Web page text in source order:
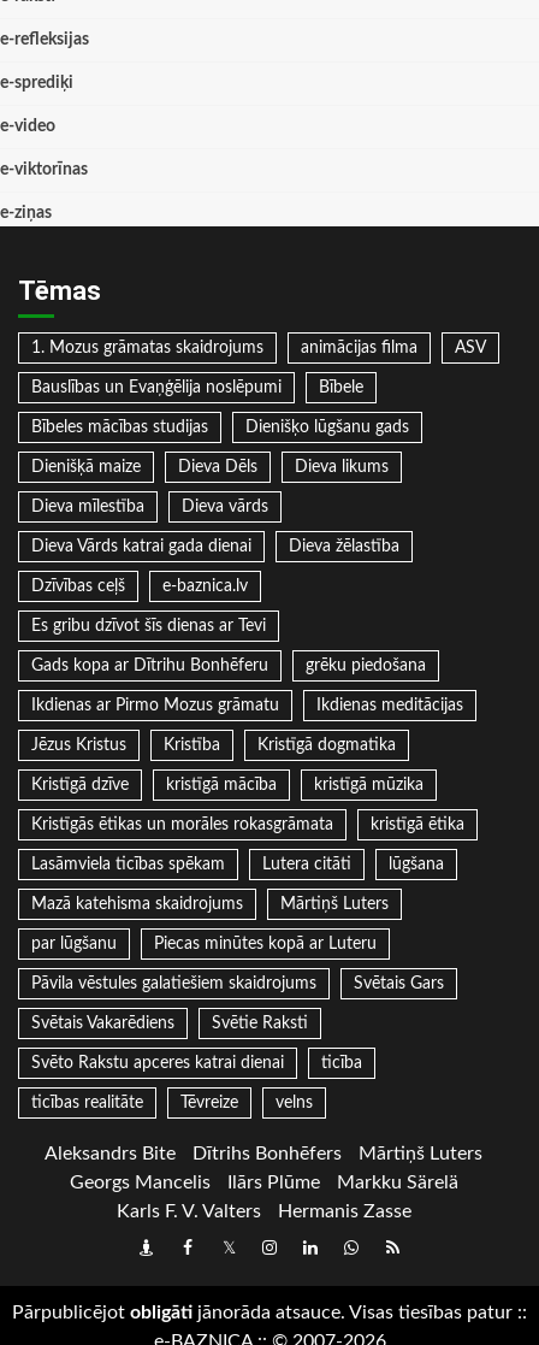
e-refleksijas
e-sprediķi
e-video
e-viktorīnas
e-ziņas
Tēmas
1. Mozus grāmatas skaidrojums animācijas filma ASV
Bauslības un Evaņģēlija noslēpumi Bībele
Bībeles mācības studijas Dienišķo lūgšanu gads
Dienišķā maize Dieva Dēls Dieva likums
Dieva mīlestība Dieva vārds
Dieva Vārds katrai gada dienai Dieva žēlastība
Dzīvības ceļš e-baznica.lv
Es gribu dzīvot šīs dienas ar Tevi
Gads kopa ar Dītrihu Bonhēferu grēku piedošana
Ikdienas ar Pirmo Mozus grāmatu Ikdienas meditācijas
Jēzus Kristus Kristība Kristīgā dogmatika
Kristīgā dzīve kristīgā mācība kristīgā mūzika
Kristīgās ētikas un morāles rokasgrāmata kristīgā ētika
Lasāmviela ticības spēkam Lutera citāti lūgšana
Mazā katehisma skaidrojums Mārtiņš Luters
par lūgšanu Piecas minūtes kopā ar Luteru
Pāvila vēstules galatiešiem skaidrojums Svētais Gars
Svētais Vakarēdiens Svētie Raksti
Svēto Rakstu apceres katrai dienai ticība
ticības realitāte Tēvreize velns
Aleksandrs Bite Dītrihs Bonhēfers
Mārtiņš Luters
Georgs Mancelis
Ilārs Plūme
Markku Särelä
Karls F. V. Valters
Hermanis Zasse
DraugiemFacebook
TwitterInstagram
LinkedInwhatsapp
RSS
Pārpublicējot obligāti jānorāda atsauce. Visas tiesības patur ::